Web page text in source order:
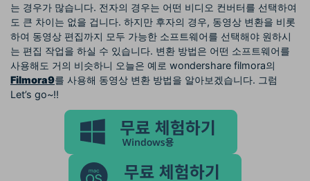
는 경우가 많습니다. 전자의 경우는 어떤 비디오 컨버터를 선택하여
도 큰 차이는 없을 겁니다. 하지만 후자의 경우, 동영상 변환을 비롯
하여 동영상 편집까지 모두 가능한 소프트웨어를 선택해야 원하시
는 편집 작업을 하실 수 있습니다. 변환 방법은 어떤 소프트웨어를
사용해도 거의 비슷하니 오늘은 예로 wondershare filmora의
Filmora9를 사용해 동영상 변환 방법을 알아보겠습니다. 그럼
Let’s go~!!